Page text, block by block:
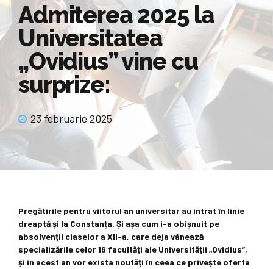
Admiterea 2025 la
Universitatea
„Ovidius” vine cu
surprize:
23 februarie 2025
Pregătirile pentru viitorul an universitar au intrat în linie
dreaptă și la Constanța. Și așa cum i-a obișnuit pe
absolvenții claselor a XII-a, care deja vânează
specializările celor 16 facultăți ale Universității „Ovidius”,
și în acest an vor exista noutăți în ceea ce privește oferta